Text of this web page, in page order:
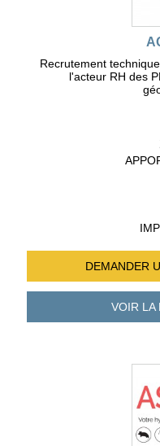
Recrutement
l'acteur RH des
DEMANDER
VOIR LA